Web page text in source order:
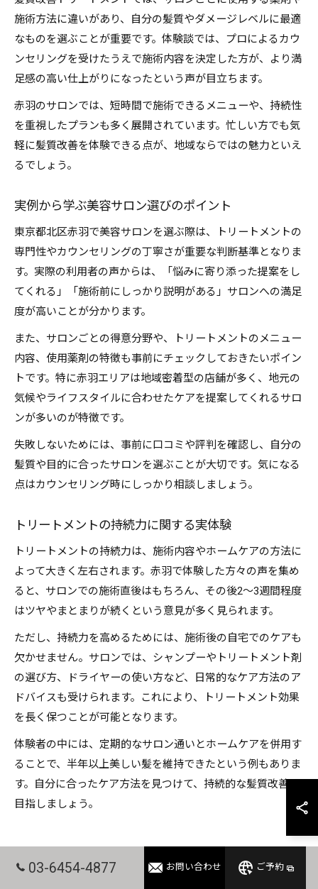
施術方法に違いがあり、自分の髪質やダメージレベルに最適
なものを選ぶことが重要です。体験談では、プロによるカウ
ンセリングを受けたうえで施術内容を決定した方が、より満
足感の高い仕上がりになったという声が目立ちます。
赤羽のサロンでは、短時間で施術できるメニューや、持続性
を重視したプランも多く展開されています。忙しい方でも気
軽に髪質改善を体験できる点が、地域ならではの魅力といえ
るでしょう。
実例から学ぶ美容サロン選びのポイント
東京都北区赤羽で美容サロンを選ぶ際は、トリートメントの
専門性やカウンセリングの丁寧さが重要な判断基準となりま
す。実際の利用者の声からは、「悩みに寄り添った提案をし
てくれる」「施術前にしっかり説明がある」サロンへの満足
度が高いことが分かります。
また、サロンごとの得意分野や、トリートメントのメニュー
内容、使用薬剤の特徴も事前にチェックしておきたいポイン
トです。特に赤羽エリアは地域密着型の店舗が多く、地元の
気候やライフスタイルに合わせたケアを提案してくれるサロ
ンが多いのが特徴です。
失敗しないためには、事前に口コミや評判を確認し、自分の
髪質や目的に合ったサロンを選ぶことが大切です。気になる
点はカウンセリング時にしっかり相談しましょう。
トリートメントの持続力に関する実体験
トリートメントの持続力は、施術内容やホームケアの方法に
よって大きく左右されます。赤羽で体験した方々の声を集め
ると、サロンでの施術直後はもちろん、その後2～3週間程度
はツヤやまとまりが続くという意見が多く見られます。
ただし、持続力を高めるためには、施術後の自宅でのケアも
欠かせません。サロンでは、シャンプーやトリートメント剤
の選び方、ドライヤーの使い方など、日常的なケア方法のア
ドバイスも受けられます。これにより、トリートメント効果
を長く保つことが可能となります。
体験者の中には、定期的なサロン通いとホームケアを併用す
ることで、半年以上美しい髪を維持できたという例もありま
す。自分に合ったケア方法を見つけて、持続的な髪質改善を
目指しましょう。
髪質改善なら知っておきたい今注
03-6454-4877 お問い合わせ ご予約